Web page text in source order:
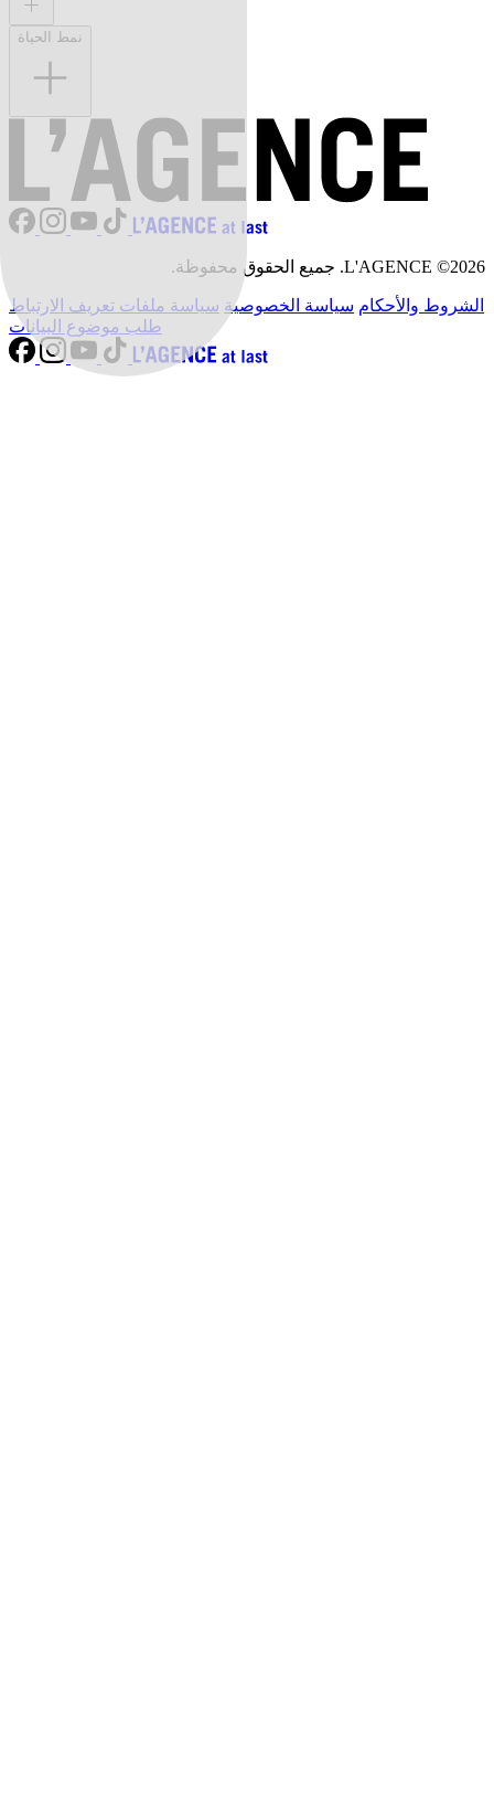
نمط الحياة
L'AGENCE ©2026. جميع الحقوق محفوظة.
الشروط والأحكام سياسة الخصوصية سياسة ملفات تعريف الارتباط
طلب موضوع البيانات